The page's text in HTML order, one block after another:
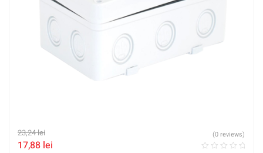
23,24lei
17,88 lei
(0 reviews)